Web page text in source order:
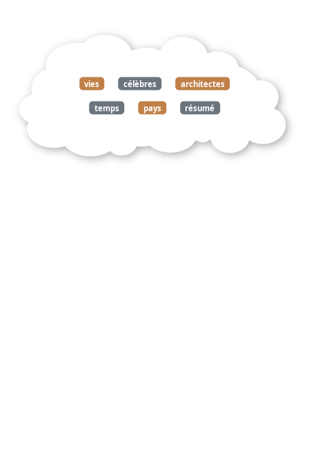
vies célèbres architectes
temps pays résumé